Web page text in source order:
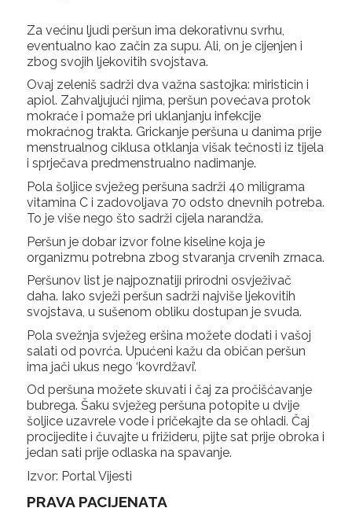
Za većinu ljudi peršun ima dekorativnu svrhu,
eventualno kao začin za supu. Ali, on je cijenjen i
zbog svojih ljekovitih svojstava.
Ovaj zeleniš sadrži dva važna sastojka: miristicin i
apiol. Zahvaljujući njima, peršun povećava protok
mokraće i pomaže pri uklanjanju infekcije
mokraćnog trakta. Grickanje peršuna u danima prije
menstrualnog ciklusa otklanja višak tečnosti iz tijela
i sprječava predmenstrualno nadimanje.
Pola šoljice svježeg peršuna sadrži 40 miligrama
vitamina C i zadovoljava 70 odsto dnevnih potreba.
To je više nego što sadrži cijela narandža.
Peršun je dobar izvor folne kiseline koja je
organizmu potrebna zbog stvaranja crvenih zrnaca.
Peršunov list je najpoznatiji prirodni osvježivač
daha. Iako svježi peršun sadrži najviše ljekovitih
svojstava, u sušenom obliku dostupan je svuda.
Pola svežnja svježeg eršina možete dodati i vašoj
salati od povrća. Upućeni kažu da običan peršun
ima jači ukus nego ‘kovrdžavi’.
Od peršuna možete skuvati i čaj za pročišćavanje
bubrega. Šaku svježeg peršuna potopite u dvije
šoljice uzavrele vode i pričekajte da se ohladi. Čaj
procijedite i čuvajte u frižideru, pijte sat prije obroka i
jedan sati prije odlaska na spavanje.
Izvor: Portal Vijesti
PRAVA PACIJENATA